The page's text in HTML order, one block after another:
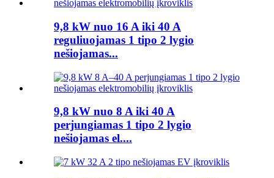
9,8 kW nuo 16 A iki 40 A
reguliuojamas 1 tipo 2 lygio
nešiojamas...
9,8 kW nuo 8 A iki 40 A
perjungiamas 1 tipo 2 lygio
nešiojamas el....